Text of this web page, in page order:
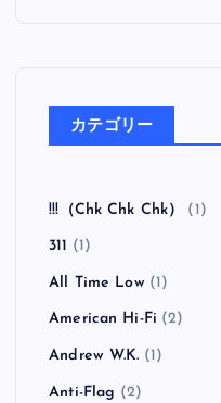
カテゴリー
!!!（Chk Chk Chk） (1)
311 (1)
All Time Low(1)
American Hi-Fi (2)
Andrew W.K. (1)
Anti-Flag (2)